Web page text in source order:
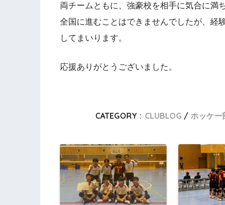
両チームともに、強豪校を相手に気合に満
全国に進むことはできませんでしたが、経
してまいります。
応援ありがとうございました。
CATEGORY : CLUBLOG ホッケー